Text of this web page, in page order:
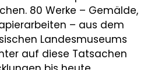
80 Werke – Gemälde,
– aus dem
Landesmuseums
auf diese Tatsachen